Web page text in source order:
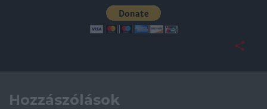
Hozzászólások